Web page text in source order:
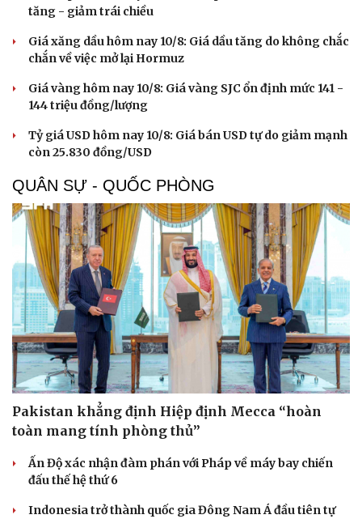
tăng - giảm trái chiều
Giá xăng dầu hôm nay 10/8: Giá dầu tăng do không chắc
chắn về việc mở lại Hormuz
Giá vàng hôm nay 10/8: Giá vàng SJC ổn định mức 141 -
144 triệu đồng/lượng
Tỷ giá USD hôm nay 10/8: Giá bán USD tự do giảm mạnh
còn 25.830 đồng/USD
QUÂN SỰ - QUỐC PHÒNG
Pakistan khẳng định Hiệp định Mecca “hoàn
toàn mang tính phòng thủ”
Ấn Độ xác nhận đàm phán với Pháp về máy bay chiến
đấu thế hệ thứ 6
Indonesia trở thành quốc gia Đông Nam Á đầu tiên tự